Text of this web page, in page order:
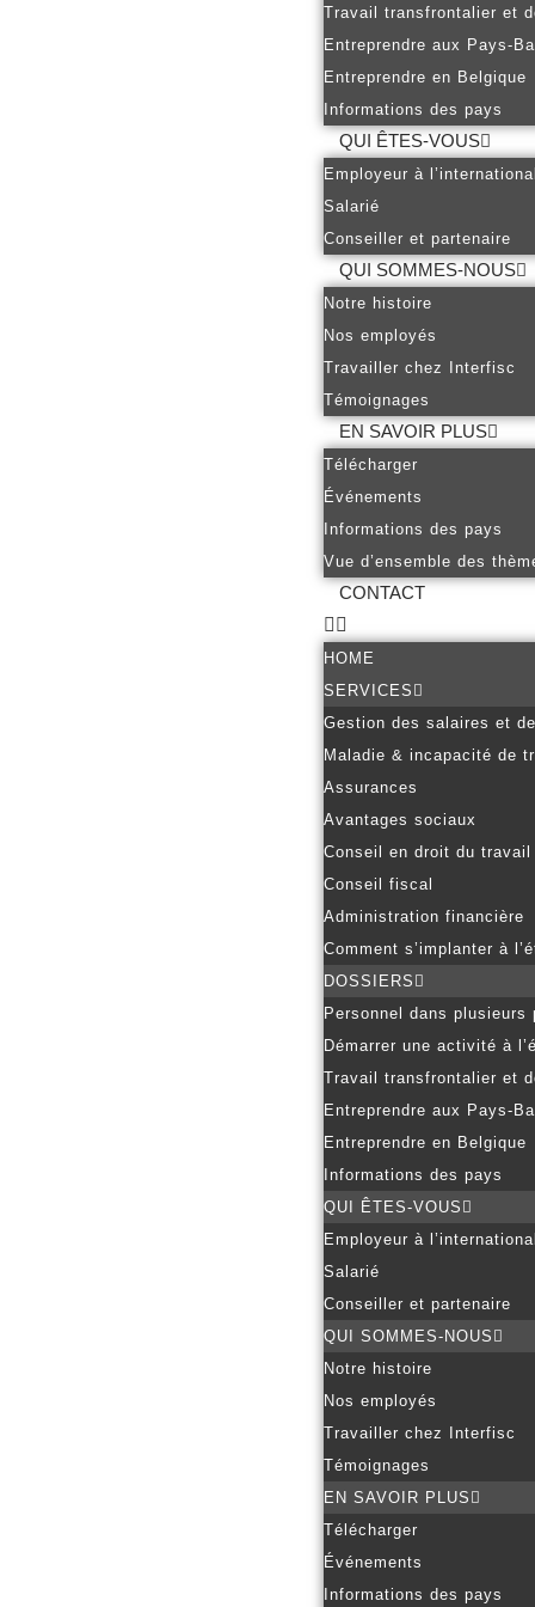
Travail transfrontalier et
Entreprendre aux Pays-
Entreprendre en Belgique
Informations des pays
QUI ÊTES-VOUS
Employeur à l’international
Salarié
Conseiller et partenaire
QUI SOMMES-NOUS
Notre histoire
Nos employés
Travailler chez Interfisc
Témoignages
EN SAVOIR PLUS
Télécharger
Événements
Informations des pays
Vue d’ensemble des
CONTACT
HOME
SERVICES
Gestion des salaires et
Maladie & incapacité de
Assurances
Avantages sociaux
Conseil en droit du travail
Conseil fiscal
Administration financière
Comment s’implanter à
DOSSIERS
Personnel dans plusieurs
Démarrer une activité à
Travail transfrontalier et
Entreprendre aux Pays-
Entreprendre en Belgique
Informations des pays
QUI ÊTES-VOUS
Employeur à l’international
Salarié
Conseiller et partenaire
QUI SOMMES-NOUS
Notre histoire
Nos employés
Travailler chez Interfisc
Témoignages
EN SAVOIR PLUS
Télécharger
Événements
Informations des pays